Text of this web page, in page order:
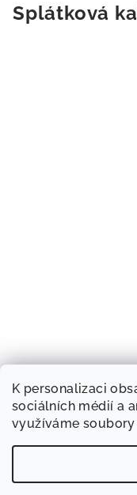
K personalizaci
sociálních médií a
využíváme
Splátková